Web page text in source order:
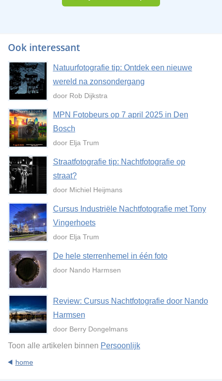
Ook interessant
Natuurfotografie tip: Ontdek een nieuwe
wereld na zonsondergang
door Rob Dijkstra
MPN Fotobeurs op 7 april 2025 in Den
Bosch
door Elja Trum
Straatfotografie tip: Nachtfotografie op
straat?
door Michiel Heijmans
Cursus Industriële Nachtfotografie met Tony
Vingerhoets
door Elja Trum
De hele sterrenhemel in één foto
door Nando Harmsen
Review: Cursus Nachtfotografie door Nando
Harmsen
door Berry Dongelmans
Toon alle artikelen binnen Persoonlijk
home